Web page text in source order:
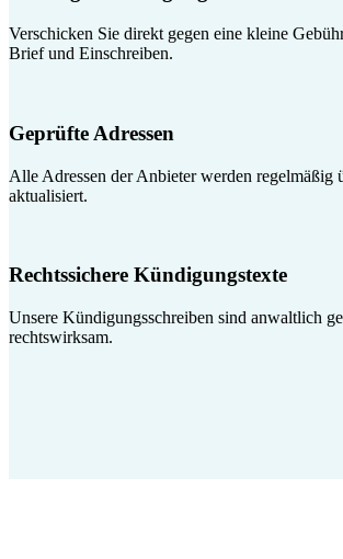
Verschicken Sie direkt gegen eine kleine
Brief und Einschreiben.
Geprüfte Adressen
Alle Adressen der Anbieter werden regelmäßig
aktualisiert.
Rechtssichere Kündigungstexte
Unsere Kündigungsschreiben sind anwaltlich
rechtswirksam.